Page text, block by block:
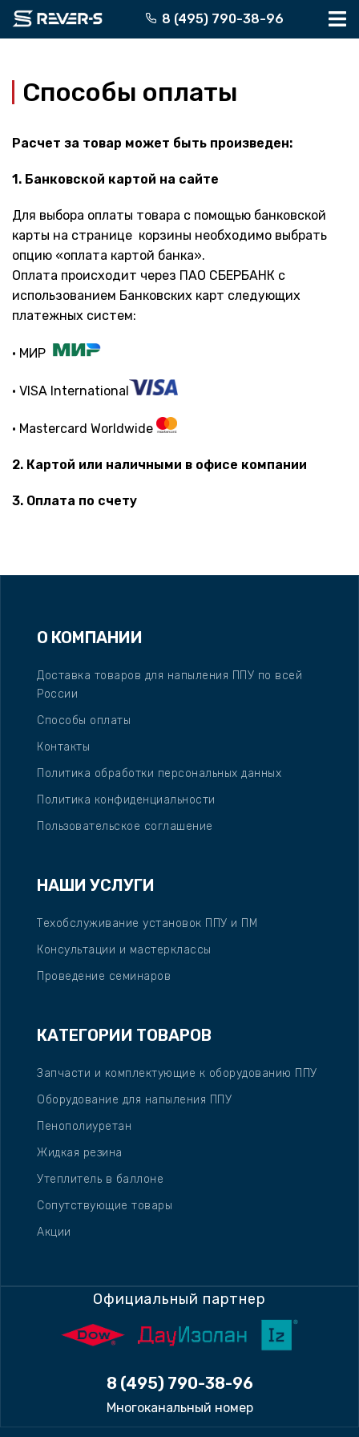
Перейти
8 (495) 790-38-96
Способы оплаты
Расчет за товар может быть произведен:
1. Банковской картой на сайте
Для выбора оплаты товара с помощью банковской
карты на странице корзины необходимо выбрать
опцию «оплата картой банка».
Оплата происходит через ПАО СБЕРБАНК с
использованием Банковских карт следующих
платежных систем:
• МИР
• VISA International
• Mastercard Worldwide
2. Картой или наличными в офисе компании
3. Оплата по счету
О КОМПАНИИ
Доставка товаров для напыления ППУ по всей
России
Способы оплаты
Контакты
Политика обработки персональных данных
Политика конфиденциальности
Пользовательское соглашение
НАШИ УСЛУГИ
Техобслуживание установок ППУ и ПМ
Консультации и мастерклассы
Проведение семинаров
КАТЕГОРИИ ТОВАРОВ
Запчасти и комплектующие к оборудованию ППУ
Оборудование для напыления ППУ
Пенополиуретан
Жидкая резина
Утеплитель в баллоне
Сопутствующие товары
Акции
Официальный партнер
8 (495) 790-38-96
Многоканальный номер